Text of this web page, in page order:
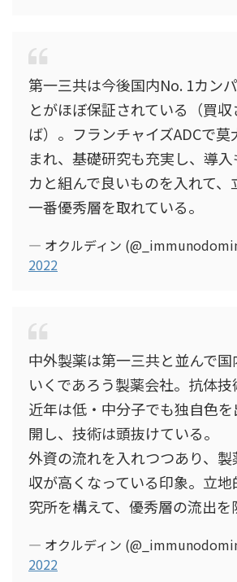
第一三共は今後国内No. 1カン
とがほぼ保証されている（買
ば）。フランチャイズADCで
まれ、基礎研究も充実し、導
カと組んで良いものを入れて
一番優秀層を取れている。
— オクルディン
2022
中外製薬は第一三共と並んで国
いくであろう製薬会社。抗体技
近年は低・中分子でも独自色
開し、技術は頭抜けている。
外資の流れを入れつつあり、
収が高くなっている印象。立
究所を構えて、優秀層の流出を
— オクルディン
2022